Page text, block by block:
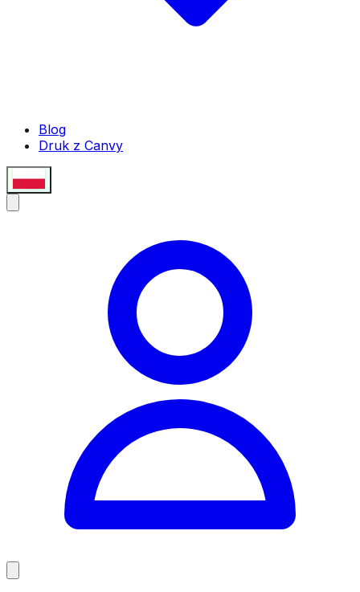
Blog
Druk z Canvy